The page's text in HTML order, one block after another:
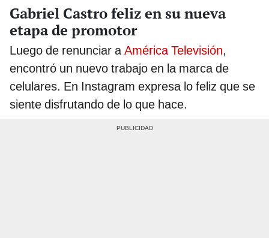
Gabriel Castro feliz en su nueva
etapa de promotor
Luego de renunciar aAmérica Televisión,
encontró un nuevo trabajo en la marca de
celulares. En Instagram expresa lo feliz que se
siente disfrutando de lo que hace.